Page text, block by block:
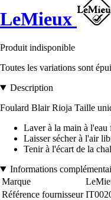
LeMieux
Produit indisponible
Toutes les variations sont
Description
Foulard Blair Rioja Taille
Laver à la main à l'eau
Laisser sécher à l'air
Tenir à l'écart de la
Informations
Marque
Référence fournisseur